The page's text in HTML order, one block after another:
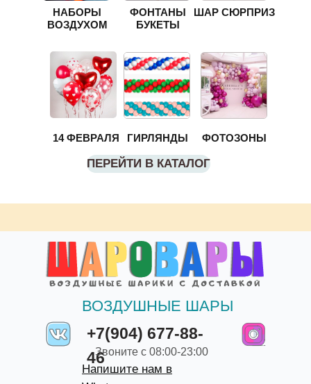
ФОНТАНЫ
БУКЕТЫ
ШАР СЮРПРИЗ
ГИРЛЯНДЫ
ПЕРЕЙТИ В КАТАЛОГ
ФОТОЗОНЫ
14 ФЕВРАЛЯ
НАБОРЫ
ВОЗДУХОМ
+7(904) 677-88-
46
ВОЗДУШНЫЕ ШАРЫ
Звоните с 08:00-23:00
Напишите нам в